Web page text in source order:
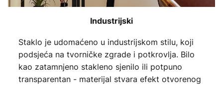
Industrijski
Staklo je udomaćeno u industrijskom stilu, koji
podsjeća na tvorničke zgrade i potkrovlja. Bilo
kao zatamnjeno stakleno sjenilo ili potpuno
transparentan - materijal stvara efekt otvorenog